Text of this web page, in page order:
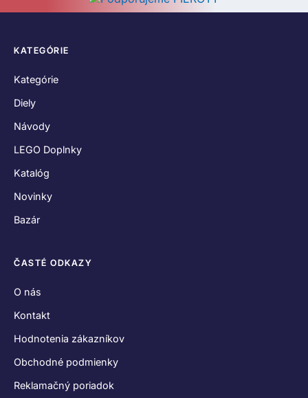
KATEGÓRIE
Kategórie
Diely
Návody
LEGO Doplnky
Katalóg
Novinky
Bazár
ČASTÉ ODKAZY
O nás
Kontakt
Hodnotenia zákazníkov
Obchodné podmienky
Reklamačný poriadok